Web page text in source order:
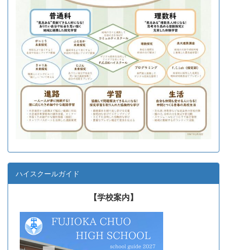
ハイスクールガイド
【学校案内】